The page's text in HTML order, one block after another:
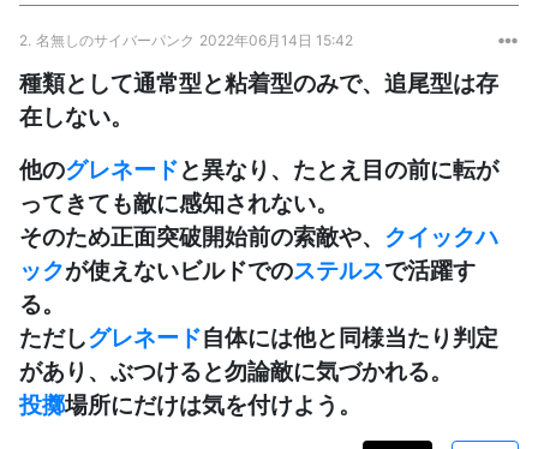
2. 名無しのサイバーパンク 2022年06月14日 15:42
種類として通常型と粘着型のみで、追尾型は存
在しない。
他のグレネードと異なり、たとえ目の前に転が
ってきても敵に感知されない。
そのため正面突破開始前の索敵や、 クイックハ
ックが使えないビルドでのステルスで活躍す
る。
ただしグレネード自体には他と同様当たり判定
があり、ぶつけると勿論敵に気づかれる。
投擲場所にだけは気を付けよう。